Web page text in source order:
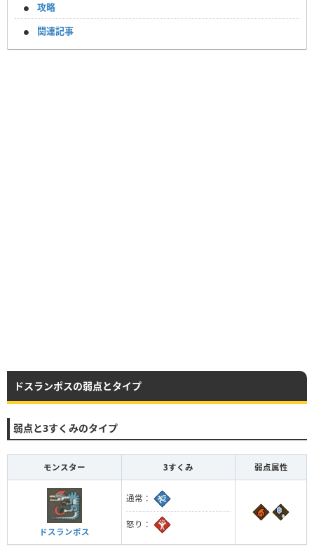
攻略
関連記事
ドスランポスの弱点とタイプ
弱点と3すくみのタイプ
モンスター 3すくみ 弱点属性
ドスランポス
通常：
怒り：